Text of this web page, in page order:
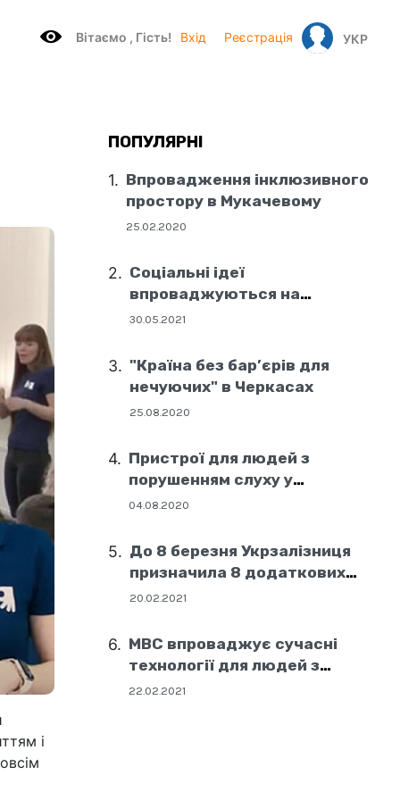
Вітаємo , Гість! Вхід Реєстрація УКР
і
ПОПУЛЯРНІ
Впровадження інклюзивного
простору в Мукачевому
25.02.2020
Соціальні ідеї
впроваджуються на
державному рівні
30.05.2021
"Країна без бар’єрів для
нечуючих" в Черкасах
25.08.2020
Пристрої для людей з
порушенням слуху у
соціальних центрах Дніпра
04.08.2020
До 8 березня Укрзалізниця
призначила 8 додаткових
поїздів
20.02.2021
МВС впроваджує сучасні
технології для людей з
порушенням слуху
22.02.2021